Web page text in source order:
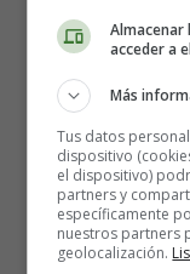
acceder a
Más
Tus datos
dispositivo
el dispositivo)
partners y
específicamente
nuestros partners
geolocalización.